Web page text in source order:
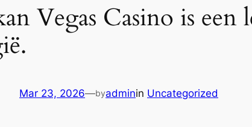
Vegas Casino is
Mar 23, 2026—byadminin Uncategorized